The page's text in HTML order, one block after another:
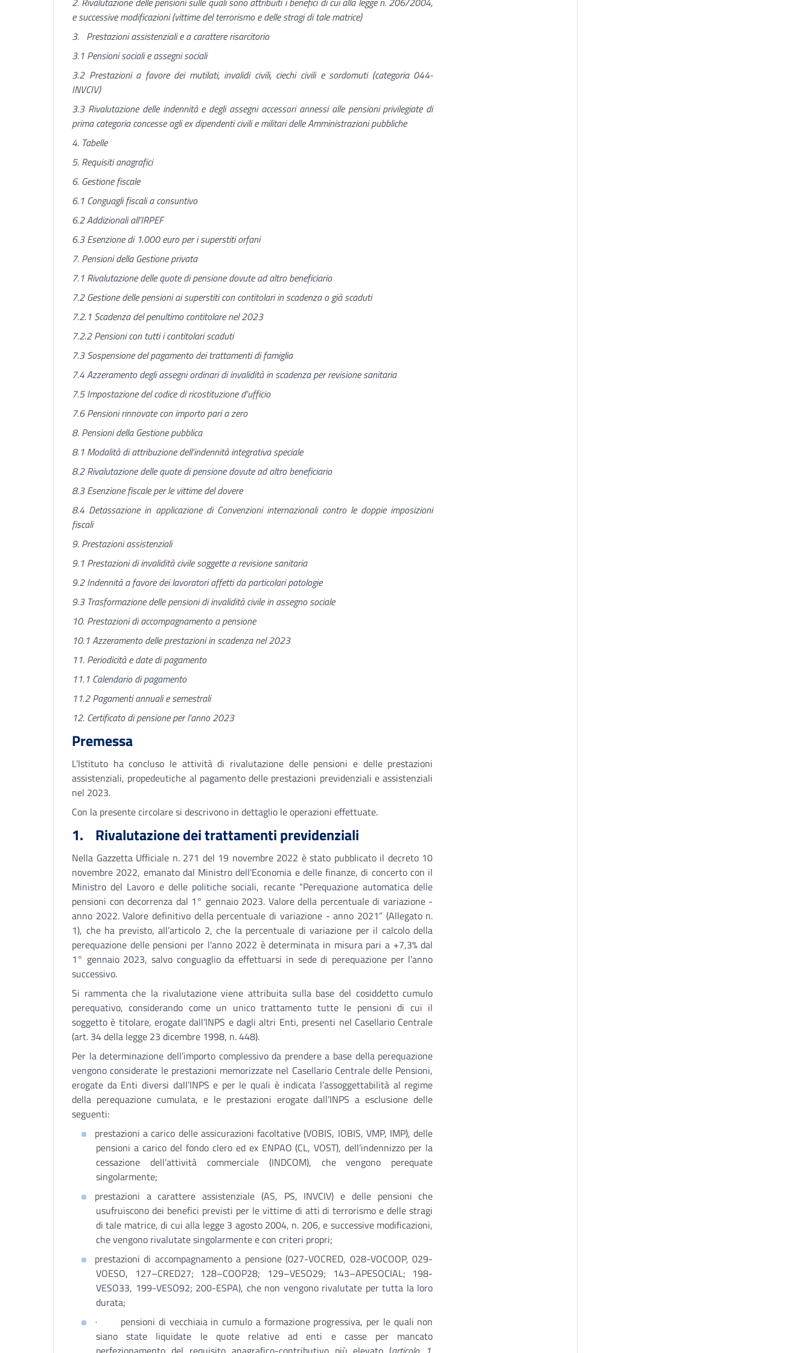
e successive modificazioni (vittime del terrorismo e delle stragi di tale matrice)
3. Prestazioni assistenziali e a carattere risarcitorio
3.1 Pensioni sociali e assegni sociali
3.2 Prestazioni a favore dei mutilati, invalidi civili, ciechi civili e sordomuti (categoria 044-
INVCIV)
3.3 Rivalutazione delle indennità e degli assegni accessori annessi alle pensioni privilegiate di
prima categoria concesse agli ex dipendenti civili e militari delle Amministrazioni pubbliche
4. Tabelle
5. Requisiti anagrafici
6. Gestione fiscale
6.1 Conguagli fiscali a consuntivo
6.2 Addizionali all’IRPEF
6.3 Esenzione di 1.000 euro per i superstiti orfani
7. Pensioni della Gestione privata
7.1 Rivalutazione delle quote di pensione dovute ad altro beneficiario
7.2 Gestione delle pensioni ai superstiti con contitolari in scadenza o già scaduti
7.2.1 Scadenza del penultimo contitolare nel 2023
7.2.2 Pensioni con tutti i contitolari scaduti
7.3 Sospensione del pagamento dei trattamenti di famiglia
7.4 Azzeramento degli assegni ordinari di invalidità in scadenza per revisione sanitaria
7.5 Impostazione del codice di ricostituzione d'ufficio
7.6 Pensioni rinnovate con importo pari a zero
8. Pensioni della Gestione pubblica
8.1 Modalità di attribuzione dell’indennità integrativa speciale
8.2 Rivalutazione delle quote di pensione dovute ad altro beneficiario
8.3 Esenzione fiscale per le vittime del dovere
8.4 Detassazione in applicazione di Convenzioni internazionali contro le doppie imposizioni
fiscali
9. Prestazioni assistenziali
9.1 Prestazioni di invalidità civile soggette a revisione sanitaria
9.2 Indennità a favore dei lavoratori affetti da particolari patologie
9.3 Trasformazione delle pensioni di invalidità civile in assegno sociale
10. Prestazioni di accompagnamento a pensione
10.1 Azzeramento delle prestazioni in scadenza nel 2023
11. Periodicità e date di pagamento
11.1 Calendario di pagamento
11.2 Pagamenti annuali e semestrali
12. Certificato di pensione per l’anno 2023
Premessa
L’Istituto ha concluso le attività di rivalutazione delle pensioni e delle prestazioni
assistenziali, propedeutiche al pagamento delle prestazioni previdenziali e assistenziali
nel 2023.
Con la presente circolare si descrivono in dettaglio le operazioni effettuate.
1. Rivalutazione dei trattamenti previdenziali
Nella Gazzetta Ufficiale n. 271 del 19 novembre 2022 è stato pubblicato il decreto 10
novembre 2022, emanato dal Ministro dell'Economia e delle finanze, di concerto con il
Ministro del Lavoro e delle politiche sociali, recante “Perequazione automatica delle
pensioni con decorrenza dal 1° gennaio 2023. Valore della percentuale di variazione -
anno 2022. Valore definitivo della percentuale di variazione - anno 2021” (Allegato n.
1), che ha previsto, all’articolo 2, che la percentuale di variazione per il calcolo della
perequazione delle pensioni per l'anno 2022 è determinata in misura pari a +7,3% dal
1° gennaio 2023, salvo conguaglio da effettuarsi in sede di perequazione per l'anno
successivo.
Si rammenta che la rivalutazione viene attribuita sulla base del cosiddetto cumulo
perequativo, considerando come un unico trattamento tutte le pensioni di cui il
soggetto è titolare, erogate dall’INPS e dagli altri Enti, presenti nel Casellario Centrale
(art. 34 della legge 23 dicembre 1998, n. 448).
Per la determinazione dell’importo complessivo da prendere a base della perequazione
vengono considerate le prestazioni memorizzate nel Casellario Centrale delle Pensioni,
erogate da Enti diversi dall’INPS e per le quali è indicata l’assoggettabilità al regime
della perequazione cumulata, e le prestazioni erogate dall’INPS a esclusione delle
seguenti:
prestazioni a carico delle assicurazioni facoltative (VOBIS, IOBIS, VMP, IMP), delle
pensioni a carico del fondo clero ed ex ENPAO (CL, VOST), dell’indennizzo per la
cessazione dell’attività commerciale (INDCOM), che vengono perequate
singolarmente;
prestazioni a carattere assistenziale (AS, PS, INVCIV) e delle pensioni che
usufruiscono dei benefici previsti per le vittime di atti di terrorismo e delle stragi
di tale matrice, di cui alla legge 3 agosto 2004, n. 206, e successive modificazioni,
che vengono rivalutate singolarmente e con criteri propri;
prestazioni di accompagnamento a pensione (027-VOCRED, 028-VOCOOP, 029-
VOESO, 127–CRED27; 128–COOP28; 129–VESO29; 143–APESOCIAL; 198-
VESO33, 199-VESO92; 200-ESPA), che non vengono rivalutate per tutta la loro
durata;
· pensioni di vecchiaia in cumulo a formazione progressiva, per le quali non
siano state liquidate le quote relative ad enti e casse per mancato